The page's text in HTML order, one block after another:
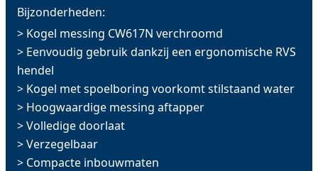
Bijzonderheden:
> Kogel messing CW617N verchroomd
> Eenvoudig gebruik dankzij een ergonomische RVS
hendel
> Kogel met spoelboring voorkomt stilstaand water
> Hoogwaardige messing aftapper
> Volledige doorlaat
> Verzegelbaar
> Compacte inbouwmaten